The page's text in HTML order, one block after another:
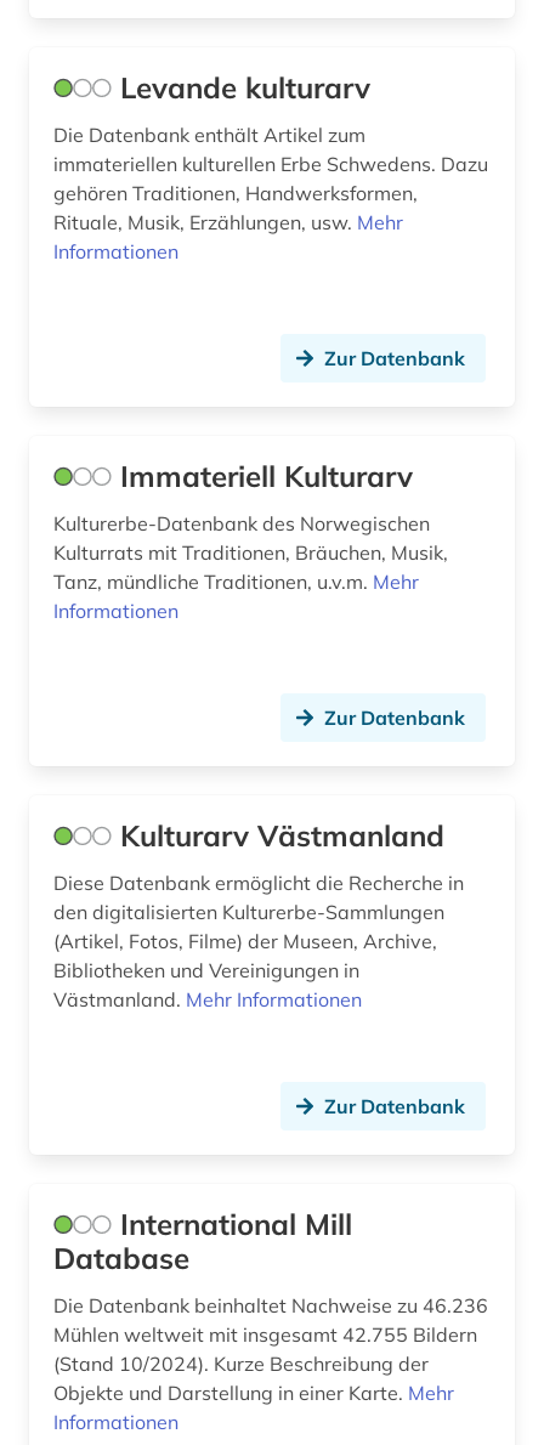
Levande kulturarv
Die Datenbank enthält Artikel zum
immateriellen kulturellen Erbe Schwedens. Dazu
gehören Traditionen, Handwerksformen,
Rituale, Musik, Erzählungen, usw. Mehr
Informationen
Zur Datenbank
Immateriell Kulturarv
Kulturerbe-Datenbank des Norwegischen
Kulturrats mit Traditionen, Bräuchen, Musik,
Tanz, mündliche Traditionen, u.v.m. Mehr
Informationen
Zur Datenbank
Kulturarv Västmanland
Diese Datenbank ermöglicht die Recherche in
den digitalisierten Kulturerbe-Sammlungen
(Artikel, Fotos, Filme) der Museen, Archive,
Bibliotheken und Vereinigungen in
Västmanland. Mehr Informationen
Zur Datenbank
International Mill
Database
Die Datenbank beinhaltet Nachweise zu 46.236
Mühlen weltweit mit insgesamt 42.755 Bildern
(Stand 10/2024). Kurze Beschreibung der
Objekte und Darstellung in einer Karte. Mehr
Informationen